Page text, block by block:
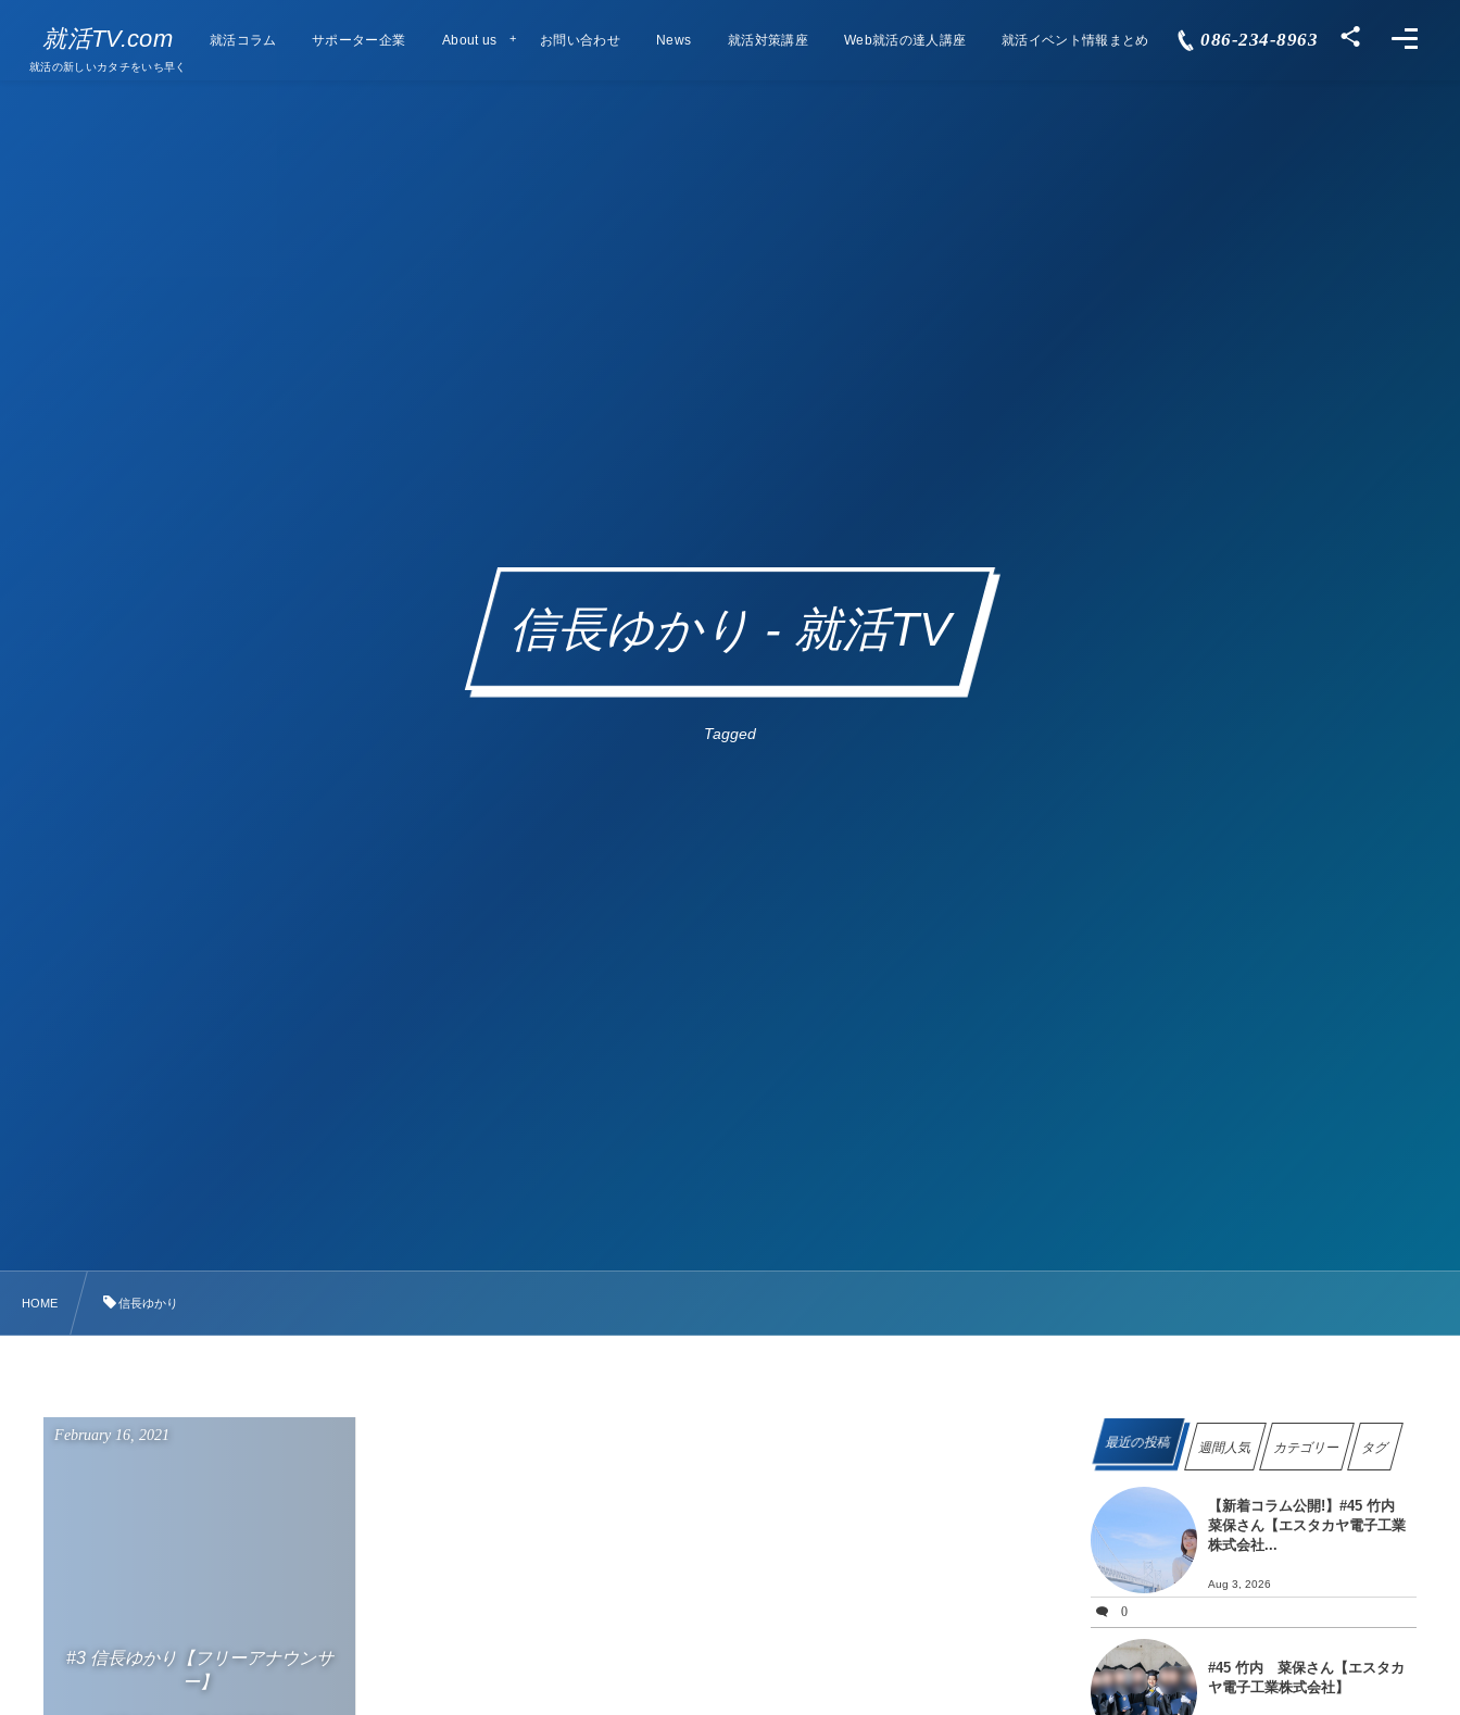
就活TV.com
就活の新しいカタチをいち早く
就活コラム
Column サポーター企業
Supporter
companies
About us お問い合わせ
Contact News
お知らせ 就活対策講座
Lesson Web就活の達人講座
Course 就活イベント情報まとめ
Events 086-234-8963
信長ゆかり - 就活TV
Tagged
HOME 信長ゆかり
February 16,2021
#3 信長ゆかり【フリーアナウンサ
ー】
最近の投稿 週間人気 カテゴリー タグ
【新着コラム公開!】#45 竹内
菜保さん【エスタカヤ電子工業
株式会社...
Aug 3, 2026
0
#45 竹内 菜保さん【エスタカ
ヤ電子工業株式会社】